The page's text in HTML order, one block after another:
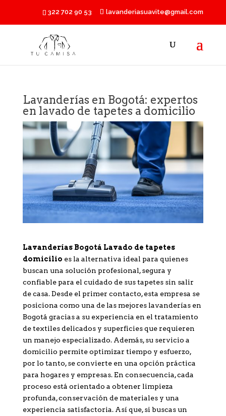
322 702 90 53 lavanderiasuavite@gmail.com
Lavanderías en Bogotá: expertos
en lavado de tapetes a domicilio
Lavanderías Bogotá Lavado de tapetes
domicilio es la alternativa ideal para quienes
buscan una solución profesional, segura y
confiable para el cuidado de sus tapetes sin salir
de casa. Desde el primer contacto, esta empresa se
posiciona como una de las mejores lavanderías en
Bogotá gracias a su experiencia en el tratamiento
de textiles delicados y superficies que requieren
un manejo especializado. Además, su servicio a
domicilio permite optimizar tiempo y esfuerzo,
por lo tanto, se convierte en una opción práctica
para hogares y empresas. En consecuencia, cada
proceso está orientado a obtener limpieza
profunda, conservación de materiales y una
experiencia satisfactoria. Así que, si buscas un